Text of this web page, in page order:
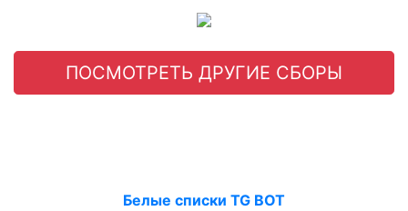
ПОСМОТРЕТЬ ДРУГИЕ СБОРЫ
Белые списки TG BOT